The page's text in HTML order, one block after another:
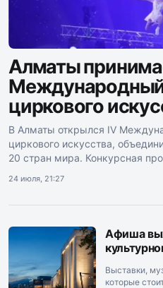
Алматы
циркового
В Алматы открылся IV
циркового искусства,
20 стран мира. Конкурсная
24 июля, 21:27
Афиша
Выставки,
которые